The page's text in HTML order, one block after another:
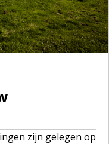
zijn gelegen op